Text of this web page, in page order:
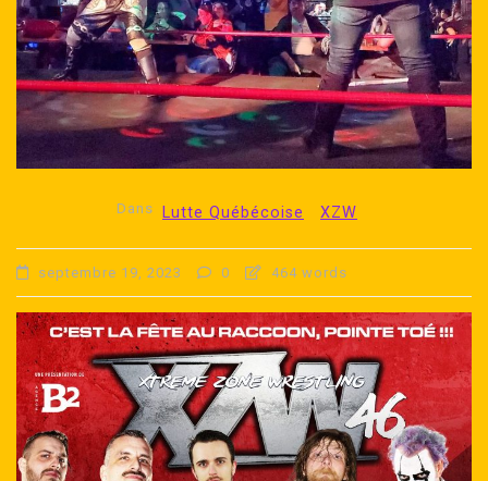
Dans Lutte Québécoise XZW
septembre 19, 2023 0 464 words